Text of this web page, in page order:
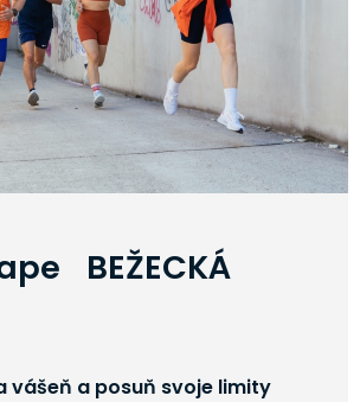
BEŽECKÁ
vášeň a posuň svoje limity